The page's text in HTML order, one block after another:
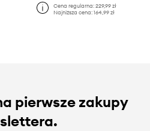
Cena regularna: 229,99 zł
Najniższa cena: 164,99 zł
pierwsze zakupy